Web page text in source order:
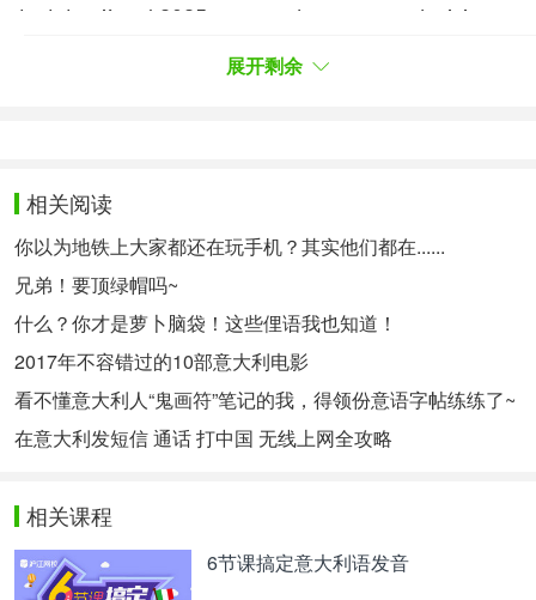
testato già nel 2025, segnando un passo decisivo
verso la rivoluzione dei trasporti aerei, anche se il
人Andrew Duggleby表示：“这个引擎让高超音速经
济变成了现实。” 预计在2025年进行测试，这将是航
空运输革命的一大步，但离真正商用还需要时间。
Alcuni esperti del settore, come Eric Briggs,
responsabile operativo di Velontra, una delle
aziende coinvolte, hanno evidenziato che “Non
vediamo l’ora di lavorarci ancora più in profondità, di
perfezionare un concetto di motore che finora è
esistito perlopiù nei libri di testo, ma mai come unità
di produzione”.
展开剩余
相关阅读
你以为地铁上大家都还在玩手机？其实他们都在......
兄弟！要顶绿帽吗~
什么？你才是萝卜脑袋！这些俚语我也知道！
2017年不容错过的10部意大利电影
看不懂意大利人“鬼画符”笔记的我，得领份意语字帖练练了~
在意大利发短信 通话 打中国 无线上网全攻略
相关课程
6节课搞定意大利语发音